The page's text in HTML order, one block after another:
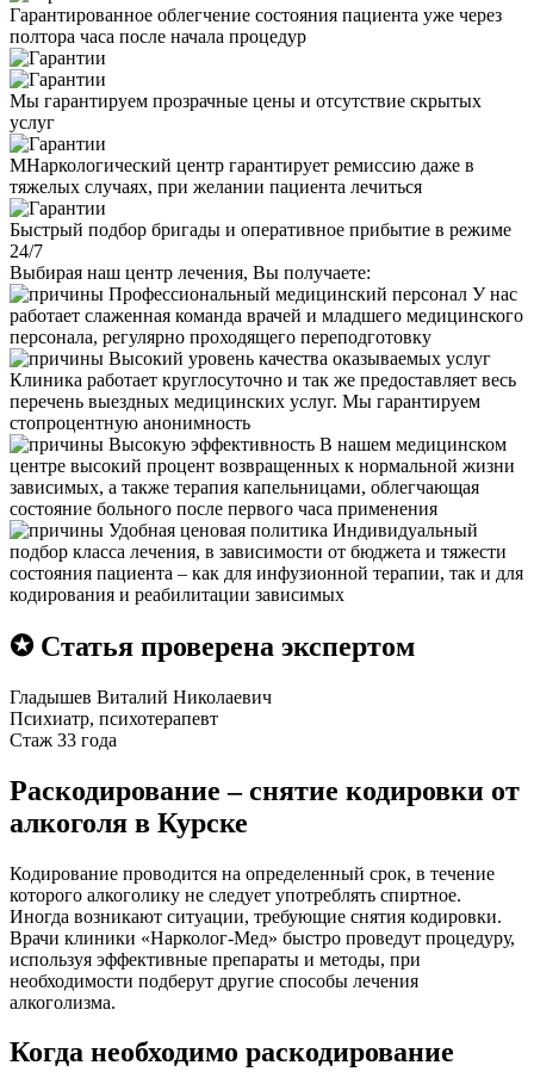
Гарантированное облегчение состояния пациента уже через
полтора часа после начала процедур
Мы гарантируем прозрачные цены и отсутствие скрытых
услуг
МНаркологический центр гарантирует ремиссию даже в
тяжелых случаях, при желании пациента лечиться
Быстрый подбор бригады и оперативное прибытие в режиме
24/7
Выбирая наш центр лечения, Вы получаете:
Профессиональный медицинский персонал У нас
работает слаженная команда врачей и младшего медицинского
персонала, регулярно проходящего переподготовку
Высокий уровень качества оказываемых услуг
Клиника работает круглосуточно и так же предоставляет весь
перечень выездных медицинских услуг. Мы гарантируем
стопроцентную анонимность
Высокую эффективность В нашем медицинском
центре высокий процент возвращенных к нормальной жизни
зависимых, а также терапия капельницами, облегчающая
состояние больного после первого часа применения
Удобная ценовая политика Индивидуальный
подбор класса лечения, в зависимости от бюджета и тяжести
состояния пациента – как для инфузионной терапии, так и для
кодирования и реабилитации зависимых
✪ Статья проверена экспертом
Гладышев Виталий Николаевич
Психиатр, психотерапевт
Стаж 33 года
Раскодирование – снятие кодировки от
алкоголя в Курске
Кодирование проводится на определенный срок, в течение
которого алкоголику не следует употреблять спиртное.
Иногда возникают ситуации, требующие снятия кодировки.
Врачи клиники «Нарколог-Мед» быстро проведут процедуру,
используя эффективные препараты и методы, при
необходимости подберут другие способы лечения
алкоголизма.
Когда необходимо раскодирование